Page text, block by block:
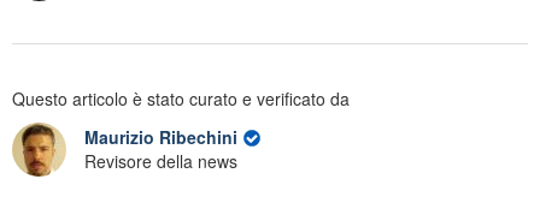
Questo articolo è stato curato e verificato da
Maurizio Ribechini
Revisore della news